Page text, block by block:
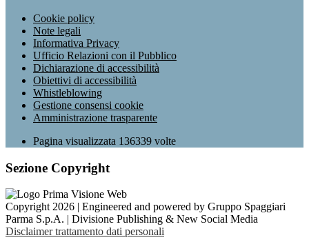
Cookie policy
Note legali
Informativa Privacy
Ufficio Relazioni con il Pubblico
Dichiarazione di accessibilità
Obiettivi di accessibilità
Whistleblowing
Gestione consensi cookie
Amministrazione trasparente
Pagina visualizzata 136339 volte
Sezione Copyright
Copyright 2026 | Engineered and powered by Gruppo Spaggiari
Parma S.p.A. | Divisione Publishing & New Social Media
Disclaimer trattamento dati personali